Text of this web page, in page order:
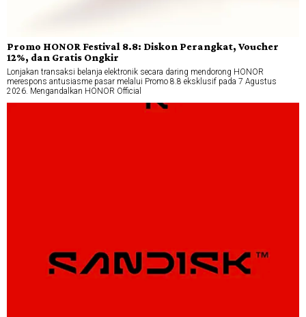
Promo HONOR Festival 8.8: Diskon Perangkat, Voucher
12%, dan Gratis Ongkir
Lonjakan transaksi belanja elektronik secara daring mendorong HONOR
merespons antusiasme pasar melalui Promo 8.8 eksklusif pada 7 Agustus
2026. Mengandalkan HONOR Official